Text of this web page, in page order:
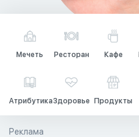
Мечеть Ресторан Кафе
АтрибутикаЗдоровье Продукты
Реклама